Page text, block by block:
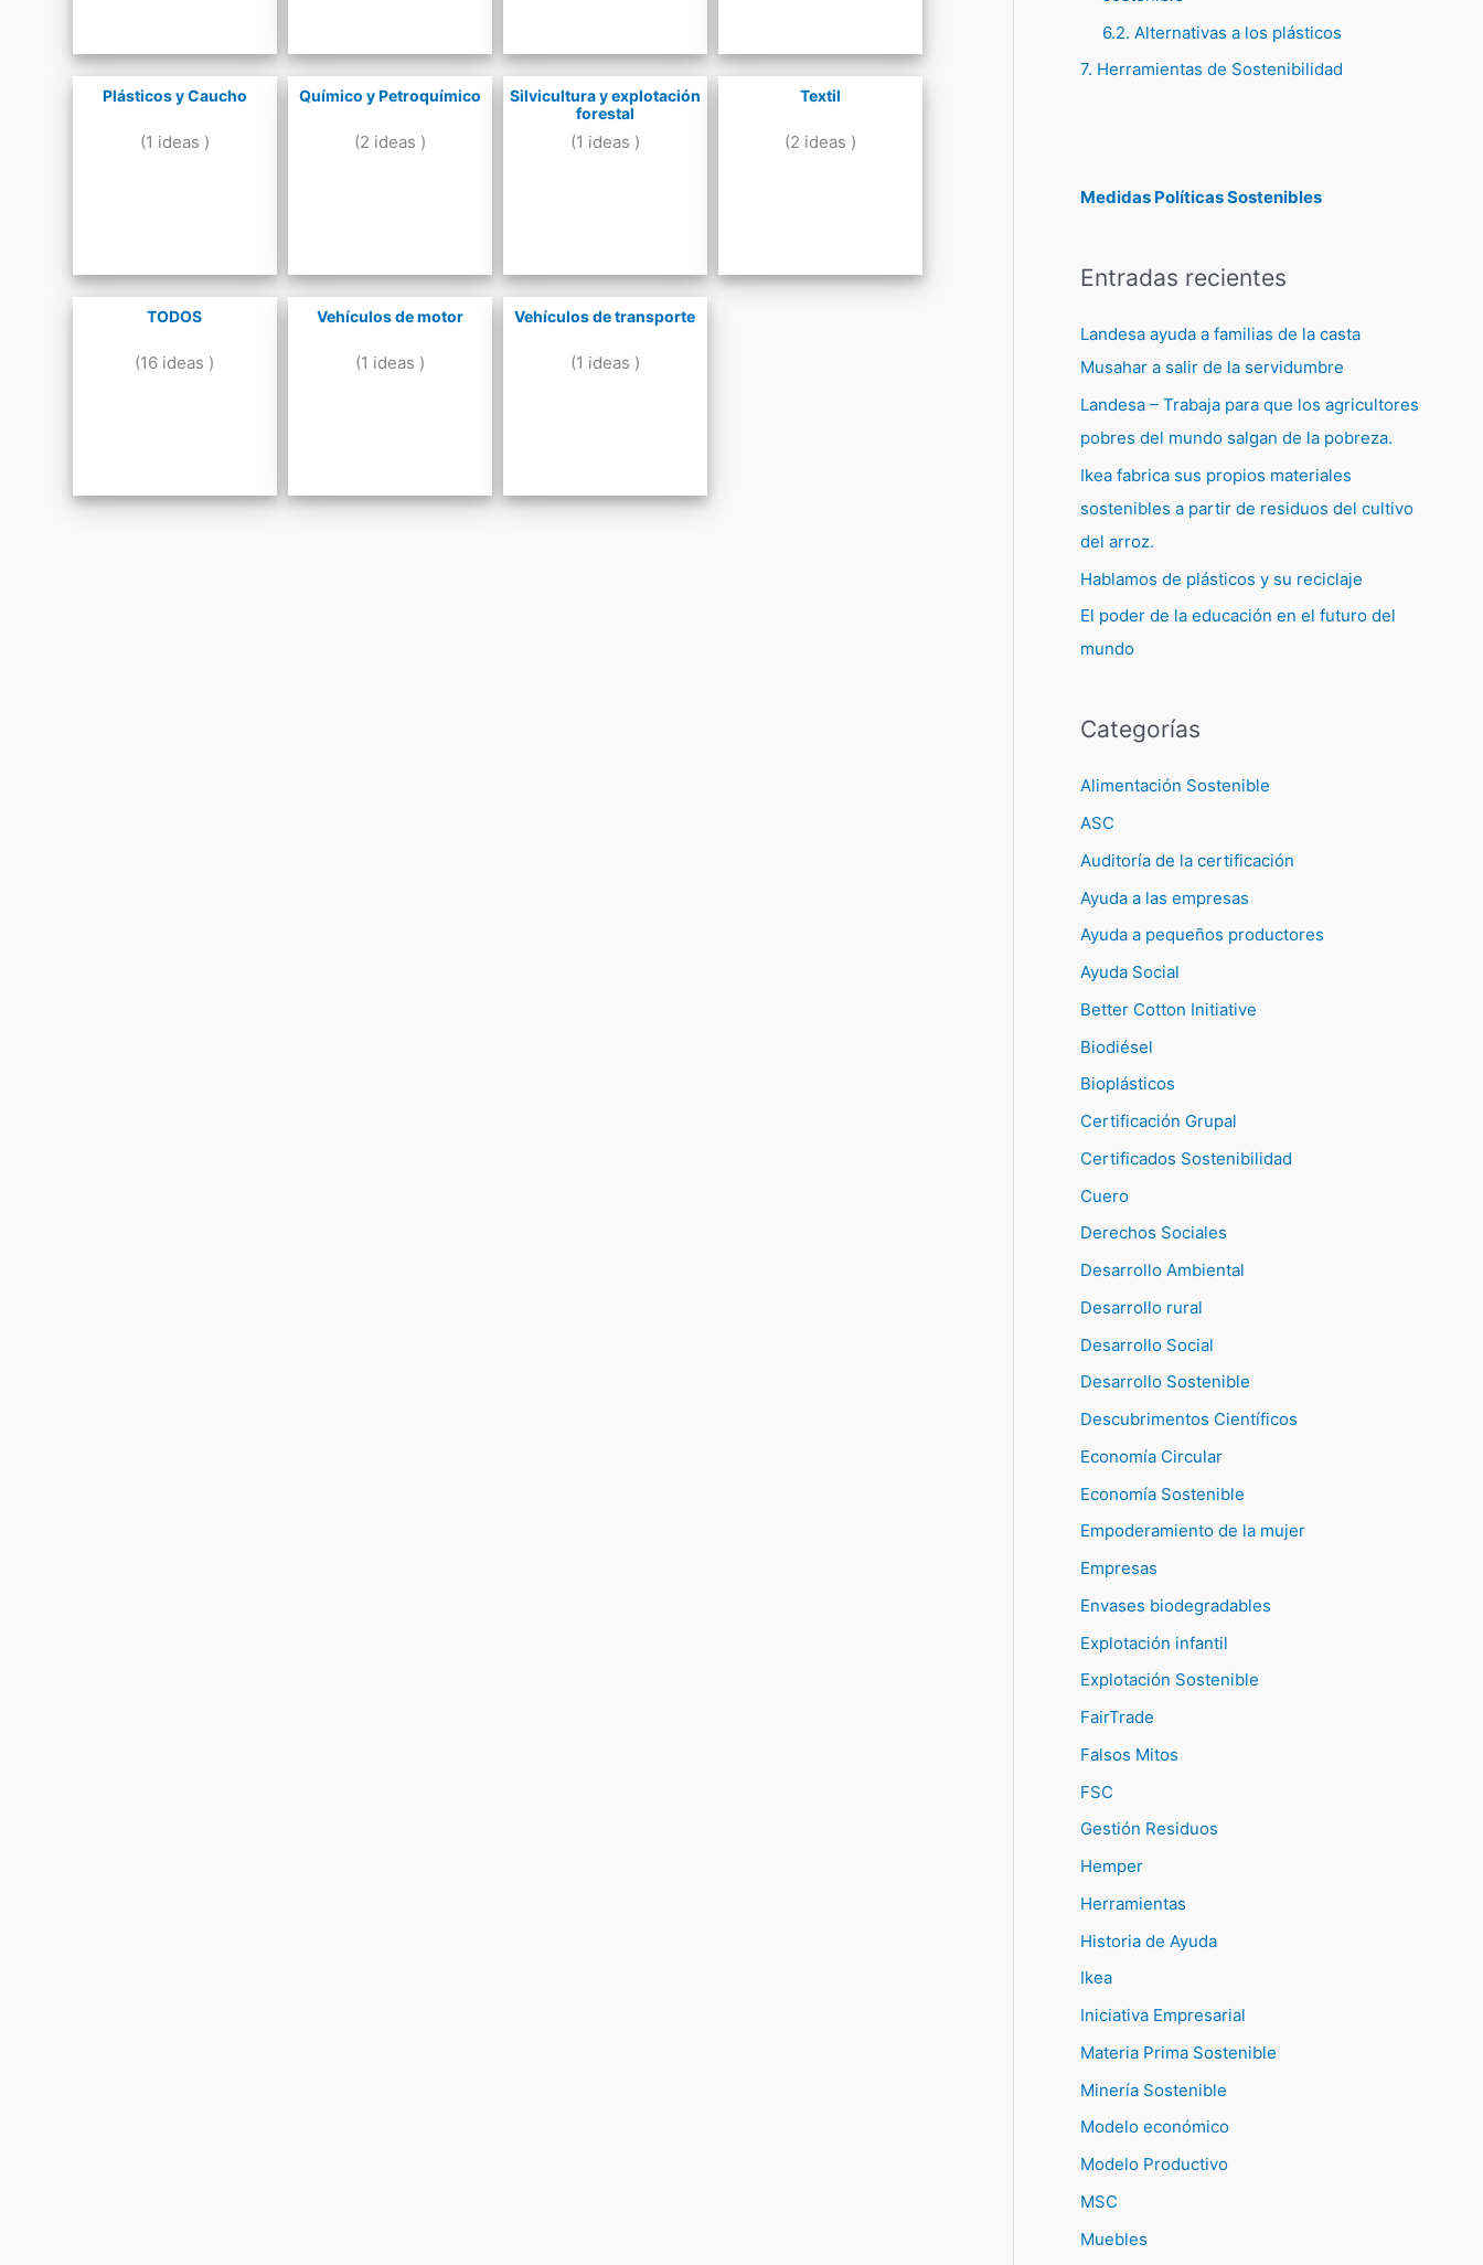
Plásticos y Caucho
(1 ideas )
Químico y Petroquímico
(2 ideas )
Silvicultura y explotación
forestal
(1 ideas )
Textil
(2 ideas )
TODOS
(16 ideas )
Vehículos de motor
(1 ideas )
Vehículos de transporte
(1 ideas )
6.2. Alternativas a los plásticos
7. Herramientas de Sostenibilidad
Medidas Políticas Sostenibles
Entradas recientes
Landesa ayuda a familias de la casta
Musahar a salir de la servidumbre
Landesa – Trabaja para que los agricultores
pobres del mundo salgan de la pobreza.
Ikea fabrica sus propios materiales
sostenibles a partir de residuos del cultivo
del arroz.
Hablamos de plásticos y su reciclaje
El poder de la educación en el futuro del
mundo
Categorías
Alimentación Sostenible
ASC
Auditoría de la certificación
Ayuda a las empresas
Ayuda a pequeños productores
Ayuda Social
Better Cotton Initiative
Biodiésel
Bioplásticos
Certificación Grupal
Certificados Sostenibilidad
Cuero
Derechos Sociales
Desarrollo Ambiental
Desarrollo rural
Desarrollo Social
Desarrollo Sostenible
Descubrimentos Científicos
Economía Circular
Economía Sostenible
Empoderamiento de la mujer
Empresas
Envases biodegradables
Explotación infantil
Explotación Sostenible
FairTrade
Falsos Mitos
FSC
Gestión Residuos
Hemper
Herramientas
Historia de Ayuda
Ikea
Iniciativa Empresarial
Materia Prima Sostenible
Minería Sostenible
Modelo económico
Modelo Productivo
MSC
Muebles